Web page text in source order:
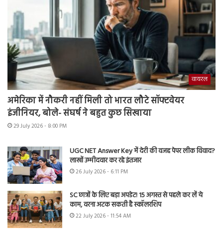
वायरल
अमेरिका में नौकरी नहीं मिली तो भारत लौटे सॉफ्टवेयर
इंजीनियर, बोले- संघर्ष ने बहुत कुछ सिखाया
29 July 2026 - 8:00 PM
UGC NET Answer Key में देरी की वजह पेपर लीक विवाद?
लाखों उम्मीदवार कर रहे इंतजार
26 July 2026 - 6:11 PM
SC छात्रों के लिए बड़ा अपडेट! 15 अगस्त से पहले कर लें ये
काम, वरना अटक सकती है स्कॉलरशिप
22 July 2026 - 11:54 AM